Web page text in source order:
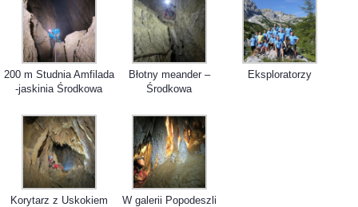
200 m Studnia Amfilada
-jaskinia Środkowa
Błotny meander –
Środkowa
Eksploratorzy
Korytarz z Uskokiem W galerii Popodeszli